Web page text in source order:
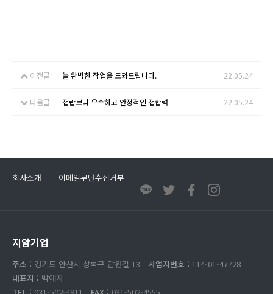
이전글 늘 완벽한 작업을 도와드립니다. 22.05.24
다음글 접랍보다 우수하고 안정적인 접합력 22.05.24
회사소개 이메일무단수집거부
지암기업
주소 : 경기도 안산시 상록구 담원길 13 사업자번호 : 114-01-47728
대표자 : 박애자